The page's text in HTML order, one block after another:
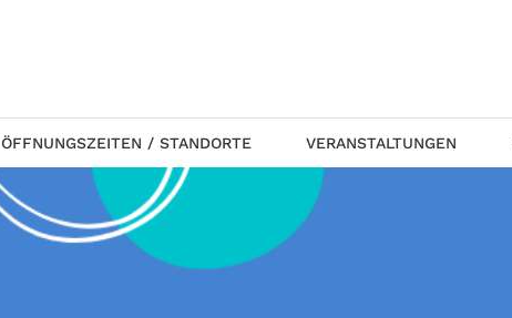
ÖFFNUNGSZEITEN / STANDORTE VERANSTALTUNGEN